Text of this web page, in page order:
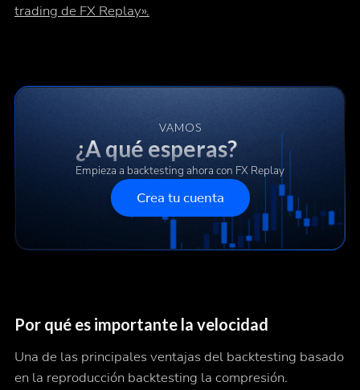
trading de FX Replay».
VAMOS
¿A qué esperas?
Empieza a backtesting ahora con FX Replay
Crea tu cuenta
Por qué es importante la velocidad
Una de las principales ventajas del backtesting basado
en la reproducción backtesting la compresión.